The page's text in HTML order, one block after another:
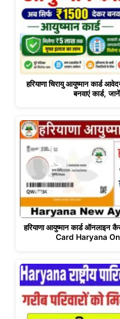
हरियाणा चिरायु आयुष्मान
बनवाएं कार्ड,
हरियाणा आयुष्मान कार्ड
Card Haryana